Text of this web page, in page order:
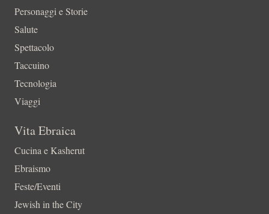
Personaggi e Storie
Salute
Spettacolo
Taccuino
Tecnologia
Viaggi
Vita Ebraica
Cucina e Kasherut
Ebraismo
Feste/Eventi
Jewish in the City